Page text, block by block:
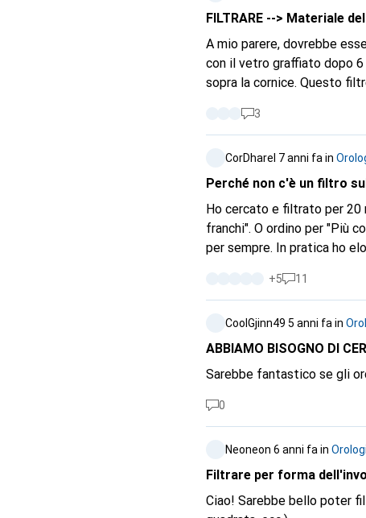
FILTRARE --> Materiale
A mio parere, dovrebbe
con il vetro graffiato dopo
sopra la cornice. Questo filtro imposterebbe anche un certo livello di qualità. Poiché i modelli più economici
3
CorDharel 7 anni fa in
Perché non c'è un filtro
Ho cercato e filtrato per
franchi". O ordino per "Più costoso" e scorro all'indietro per sempre o per "Più economico" e scorro in avanti
per sempre. In pratica ho elogiato Galaxus a tutti i miei amici, ma ora sono davvero molto frustrato. Perché
+5 11
CoolGjinn49 5 anni fa in
ABBIAMO BISOGNO DI
Sarebbe fantastico se gli
0
Neoneon 6 anni fa in
Filtrare per forma
Ciao! Sarebbe bello poter filtrare gli orologi in base alla forma della cassa (rettangolare, ovale, rotonda,